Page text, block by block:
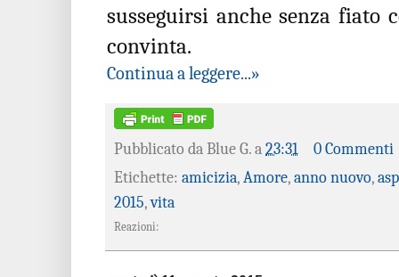
susseguirsi anche senza fiato
convinta.
Continua a leggere...»
Pubblicato da Blue G. a 23:31
0 Commenti
Etichette: amicizia, Amore, anno nuovo,
2015,vita
Reazioni: